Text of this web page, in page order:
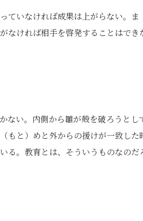
ていなければ成果は上がらない。ま
なければ相手を啓発することはでき
ない。内側から雛が殻を破ろうとし
もと）めと外からの援けが一致した
る。教育とは、そういうものなのだ